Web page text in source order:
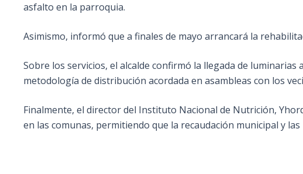
asfalto en la parroquia.
Asimismo, informó que a finales de mayo arrancará la
Sobre los servicios, el alcalde confirmó la llegada de
metodología de distribución acordada en asambleas con los
Finalmente, el director del Instituto Nacional de Nutrición,
en las comunas, permitiendo que la recaudación municipal y